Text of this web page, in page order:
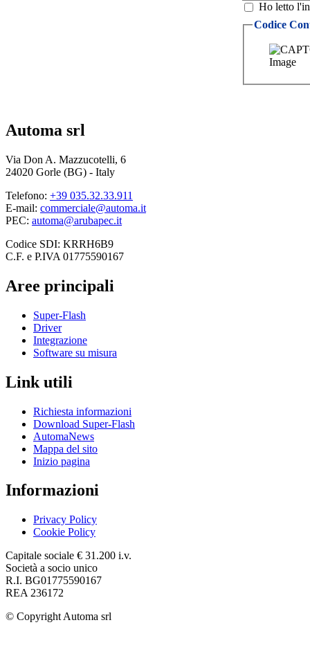
Ho letto
Codice
Automa srl
Via Don A. Mazzucotelli, 6
24020 Gorle (BG) - Italy
Telefono: +39 035.32.33.911
E-mail: commerciale@automa.it
PEC: automa@arubapec.it
Codice SDI: KRRH6B9
C.F. e P.IVA 01775590167
Aree principali
Super-Flash
Driver
Integrazione
Software su misura
Link utili
Richiesta informazioni
Download Super-Flash
AutomaNews
Mappa del sito
Inizio pagina
Informazioni
Privacy Policy
Cookie Policy
Capitale sociale € 31.200 i.v.
Società a socio unico
R.I. BG01775590167
REA 236172
© Copyright Automa srl